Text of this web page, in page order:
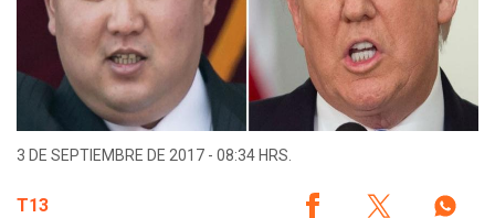
3 DE SEPTIEMBRE DE 2017 - 08:34 HRS.
T13